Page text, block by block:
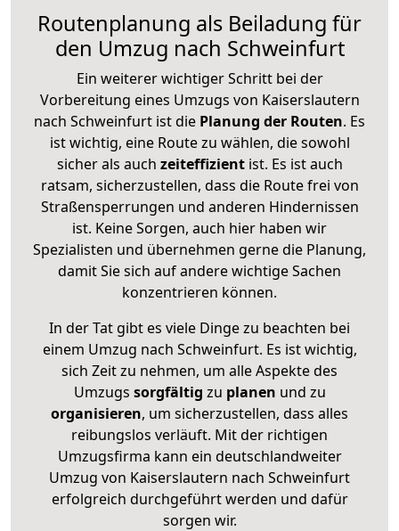
Routenplanung als Beiladung für
den Umzug nach Schweinfurt
Ein weiterer wichtiger Schritt bei der
Vorbereitung eines Umzugs von Kaiserslautern
nach Schweinfurt ist die Planung der Routen. Es
ist wichtig, eine Route zu wählen, die sowohl
sicher als auch zeiteffizientist. Es ist auch
ratsam, sicherzustellen, dass die Route frei von
Straßensperrungen und anderen Hindernissen
ist. Keine Sorgen, auch hier haben wir
Spezialisten und übernehmen gerne die Planung,
damit Sie sich auf andere wichtige Sachen
konzentrieren können.
In der Tat gibt es viele Dinge zu beachten bei
einem Umzug nach Schweinfurt. Es ist wichtig,
sich Zeit zu nehmen, um alle Aspekte des
Umzugs sorgfältig zu planen und zu
organisieren, um sicherzustellen, dass alles
reibungslos verläuft. Mit der richtigen
Umzugsfirma kann ein deutschlandweiter
Umzug von Kaiserslautern nach Schweinfurt
erfolgreich durchgeführt werden und dafür
sorgen wir.